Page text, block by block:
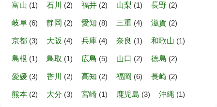
富山 (1) 石川 (2) 福井 (2) 山梨 (1) 長野 (2)
岐阜 (6) 静岡 (2) 愛知 (8) 三重 (4) 滋賀 (2)
京都 (3) 大阪 (4) 兵庫 (4) 奈良 (1) 和歌山 (1)
島根 (1) 鳥取 (1) 広島 (5) 山口 (2) 徳島 (2)
愛媛 (3) 香川 (2) 高知 (2) 福岡 (6) 長崎 (2)
熊本 (2) 大分 (3) 宮崎 (1) 鹿児島 (3) 沖縄 (1)